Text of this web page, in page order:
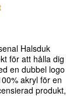
Halsduk
för att hålla dig
en dubbel logo
akryl för en
produkt,